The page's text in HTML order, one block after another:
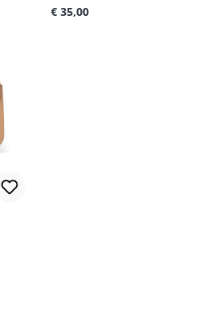
Rustgevende Geluiden
Normale prijs:
€ 35,00